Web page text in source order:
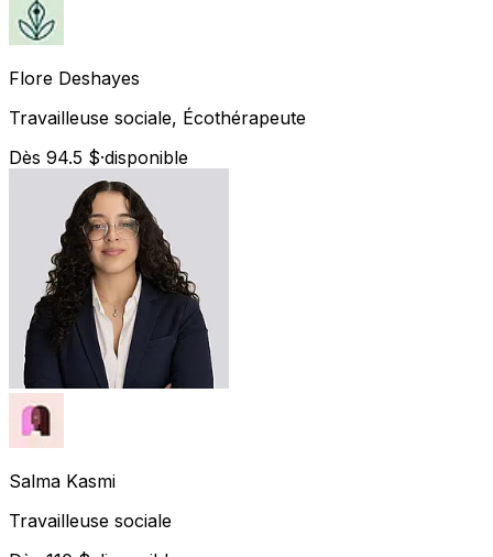
Flore Deshayes
Travailleuse sociale, Écothérapeute
Dès 94.5 $·disponible
Salma Kasmi
Travailleuse sociale